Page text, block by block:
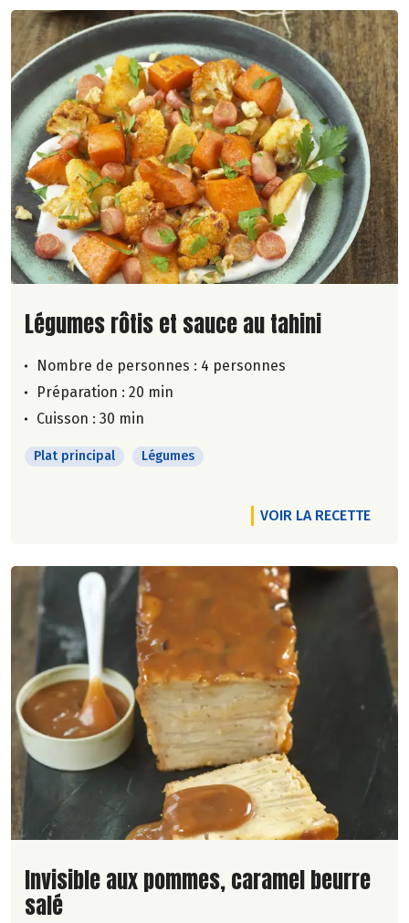
Lire la suite de la recette
Légumes rôtis et sauce au tahini
Nombre de personnes : 4 personnes
Préparation : 20 min
Cuisson : 30 min
Plat principal Légumes
VOIR LA RECETTE
Lire la suite de la recette
Invisible aux pommes, caramel beurre
salé